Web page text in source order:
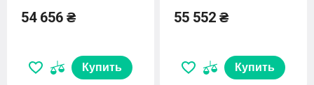
54 656 ₴
Купить
55 552 ₴
Купить